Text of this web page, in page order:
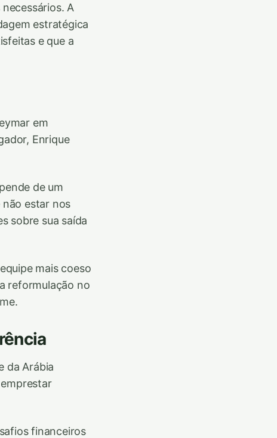
A
estratégica
e que a
em
Enrique
de um
estar nos
sobre sua saída
mais coeso
reformulação no
da Arábia
financeiros